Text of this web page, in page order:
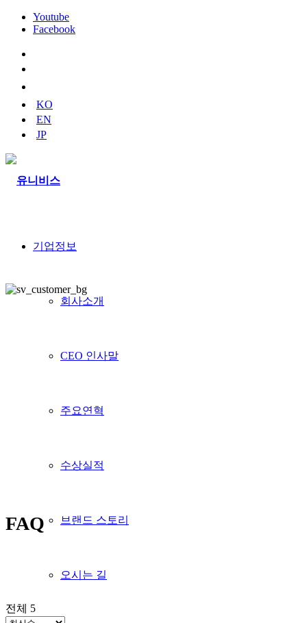
Youtube
Facebook
KO
EN
JP
기업정보
회사소개
CEO 인사말
주요연혁
수상실적
브랜드 스토리
오시는 길
FAQ
전체 5